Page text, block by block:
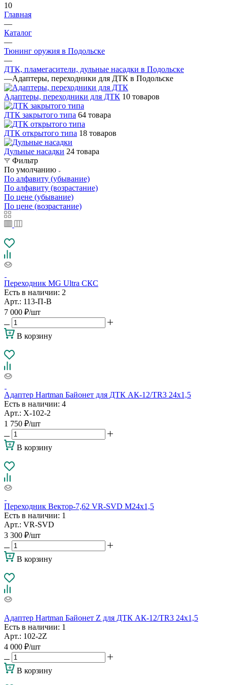
10
Главная
—
Каталог
—
Тюнинг оружия в Подольске
—
ДТК, пламегасители, дульные насадки в Подольске
—Адаптеры, переходники для ДТК в Подольске
Адаптеры, переходники для ДТК 10 товаров
ДТК закрытого типа 64 товара
ДТК открытого типа 18 товаров
Дульные насадки 24 товара
Фильтр
По умолчанию
По алфавиту (убывание)
По алфавиту (возрастание)
По цене (убывание)
По цене (возрастание)
Переходник MG Ultra СКС
Есть в наличии: 2
Арт.: 113-П-В
7 000 ₽/шт
В корзину
Адаптер Hartman Байонет для ДТК АК-12/TR3 24х1,5
Есть в наличии: 4
Арт.: Х-102-2
1 750 ₽/шт
В корзину
Переходник Вектор-7,62 VR-SVD М24х1,5
Есть в наличии: 1
Арт.: VR-SVD
3 300 ₽/шт
В корзину
Адаптер Hartman Байонет Z для ДТК АК-12/TR3 24х1,5
Есть в наличии: 1
Арт.: 102-2Z
4 000 ₽/шт
В корзину